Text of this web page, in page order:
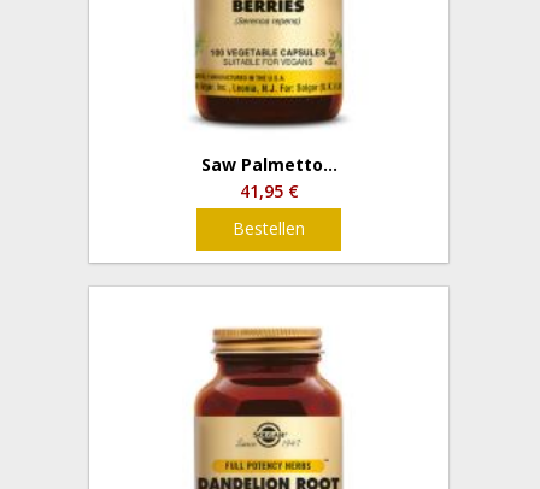
Saw Palmetto...
41,95 €
Bestellen